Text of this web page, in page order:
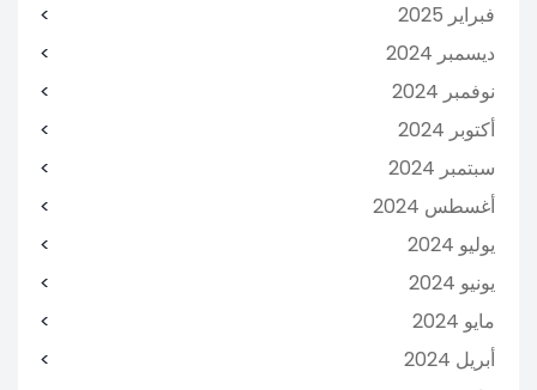
فبراير 2025
ديسمبر 2024
نوفمبر 2024
أكتوبر 2024
سبتمبر 2024
أغسطس 2024
يوليو 2024
يونيو 2024
مايو 2024
أبريل 2024